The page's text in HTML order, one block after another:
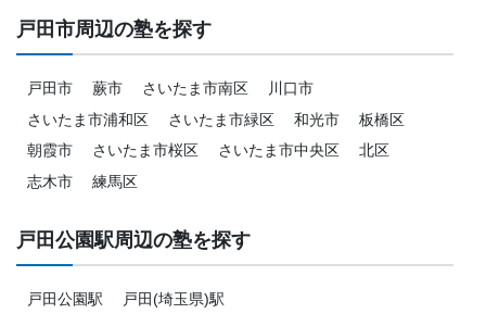
戸田市周辺の塾を探す
戸田市 蕨市 さいたま市南区
川口市
さいたま市浦和区
さいたま市緑区 和光市
板橋区
朝霞市
さいたま市桜区 さいたま市中央区
北区
志木市
練馬区
戸田公園駅周辺の塾を探す
戸田公園駅 戸田(埼玉県)駅